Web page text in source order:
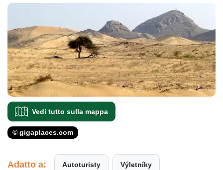
Vedi tutto sulla mappa
© gigaplaces.com
Adatto a: Autoturisty Výletníky